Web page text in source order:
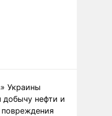
Украины
добычу нефти и
повреждения